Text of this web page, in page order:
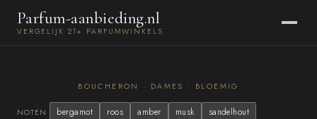
Parfum-aanbieding.nl
VERGELIJK 21+ PARFUMWINKELS
BOUCHERON · DAMES · BLOEMIG
NOTEN bergamot roos amber musk sandelhout